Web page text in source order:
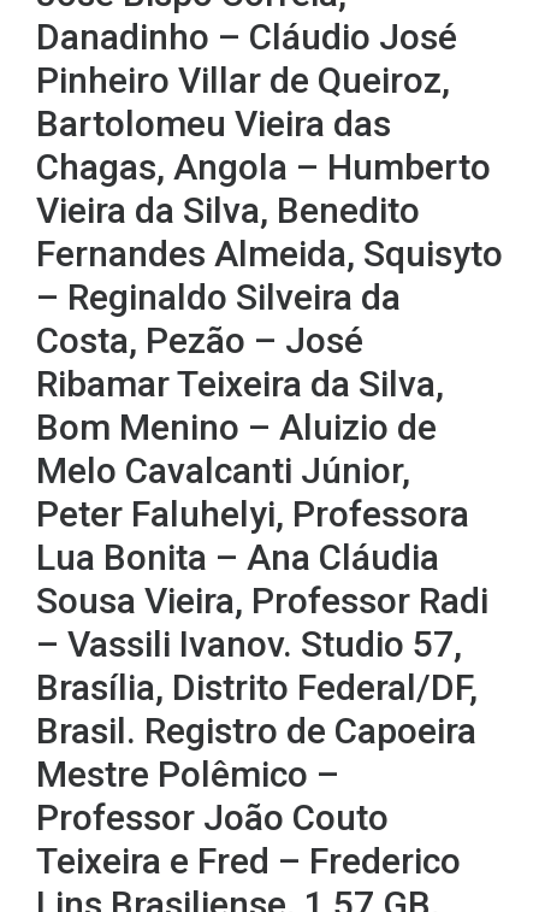
Danadinho – Cláudio José
Pinheiro Villar de Queiroz,
Bartolomeu Vieira das
Chagas, Angola – Humberto
Vieira da Silva, Benedito
Fernandes Almeida, Squisyto
– Reginaldo Silveira da
Costa, Pezão – José
Ribamar Teixeira da Silva,
Bom Menino – Aluizio de
Melo Cavalcanti Júnior,
Peter Faluhelyi, Professora
Lua Bonita – Ana Cláudia
Sousa Vieira, Professor Radi
– Vassili Ivanov. Studio 57,
Brasília, Distrito Federal/DF,
Brasil. Registro de Capoeira
Mestre Polêmico –
Professor João Couto
Teixeira e Fred – Frederico